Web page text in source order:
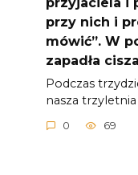
przy nich i
mówić”. W
zapadła
Podczas
nasza trzyletnia
0 69